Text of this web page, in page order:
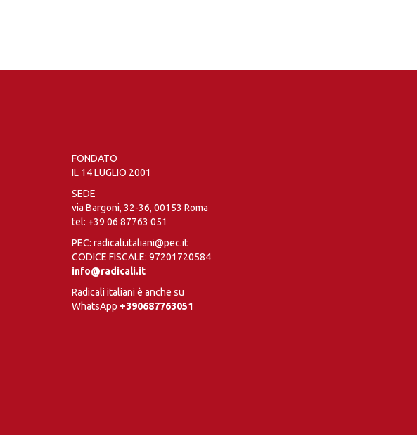
FONDATO
IL 14 LUGLIO 2001
SEDE
via Bargoni, 32-36, 00153 Roma
tel: +39 06 87763 051
PEC: radicali.italiani@pec.it
CODICE FISCALE: 97201720584
info@radicali.it
Radicali italiani è anche su
WhatsApp +390687763051